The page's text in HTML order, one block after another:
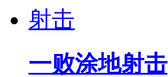
一败涂地射击